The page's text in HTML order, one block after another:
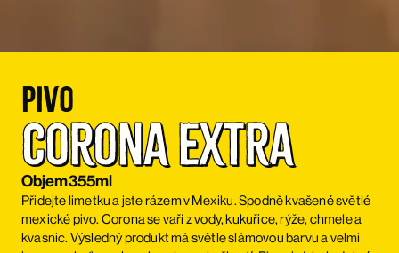
Pivo
Corona Extra
Objem355ml
Přidejte limetku a jste rázem v Mexiku. Spodně kvašené světlé
mexické pivo. Corona se vaří z vody, kukuřice, rýže, chmele a
kvasnic. Výsledný produkt má světle slámovou barvu a velmi